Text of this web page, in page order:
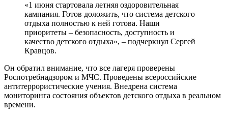
«1 июня стартовала летняя оздоровительная
кампания. Готов доложить, что система детского
отдыха полностью к ней готова. Наши
приоритеты – безопасность, доступность и
качество детского отдыха», – подчеркнул Сергей
Кравцов.
Он обратил внимание, что все лагеря проверены
Роспотребнадзором и МЧС. Проведены всероссийские
антитеррористические учения. Внедрена система
мониторинга состояния объектов детского отдыха в реальном
времени.